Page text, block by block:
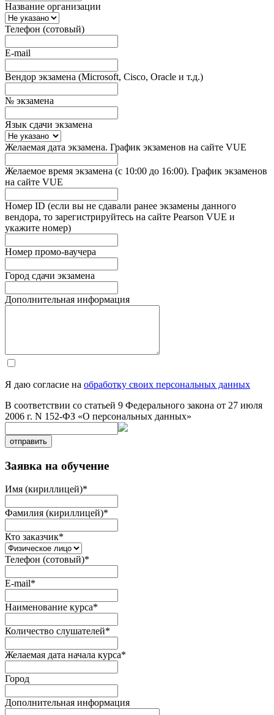
Название организации
Телефон (сотовый)
E-mail
Вендор экзамена (Microsoft, Cisco, Oracle и т.д.)
№ экзамена
Язык сдачи экзамена
Желаемая дата экзамена. График экзаменов на сайте VUE
Желаемое время экзамена (с 10:00 до 16:00). График экзаменов
на сайте VUE
Номер ID (если вы не сдавали ранее экзамены данного
вендора, то зарегистрируйтесь на сайте Pearson VUE и
укажите номер)
Номер промо-ваучера
Город сдачи экзамена
Дополнительная информация
Я даю согласие на обработку своих персональных данных
В соответствии со статьей 9 Федерального закона от 27 июля
2006 г. N 152-ФЗ «О персональных данных»
отправить
Заявка на обучение
Имя (кириллицей)*
Фамилия (кириллицей)*
Кто заказчик*
Телефон (сотовый)*
E-mail*
Наименование курса*
Количество слушателей*
Желаемая дата начала курса*
Город
Дополнительная информация